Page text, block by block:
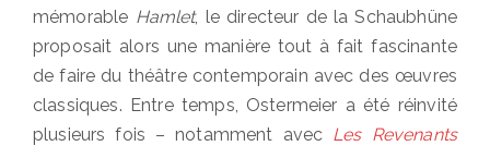
mémorable Hamlet, le directeur de la Schaubhüne
proposait alors une manière tout à fait fascinante
de faire du théâtre contemporain avec des œuvres
classiques. Entre temps, Ostermeier a été réinvité
plusieurs fois – notamment avec Les Revenants